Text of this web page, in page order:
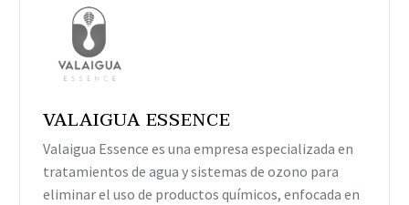
VALAIGUA ESSENCE
Valaigua Essence es una empresa especializada en
tratamientos de agua y sistemas de ozono para
eliminar el uso de productos químicos, enfocada en